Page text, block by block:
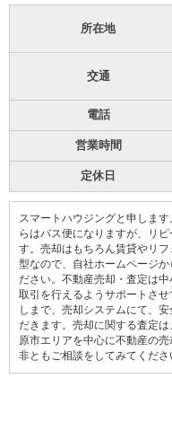
所在地
交通
電話
営業時間
定休日
スマートハウジングと申しま
らはバス便になりますが、リ
す。売却はもちろん賃貸やリ
型なので、自社ホームページ
ださい。不動産売却・査定は
取引を行えるようサポートさ
しまで、売却システムにて、
だきます。売却に関する査定
原市エリアを中心に不動産の
非ともご相談をしてみてく